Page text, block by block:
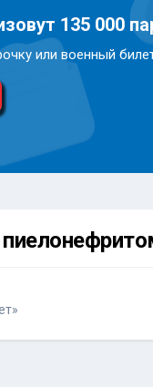
135 000
или военный